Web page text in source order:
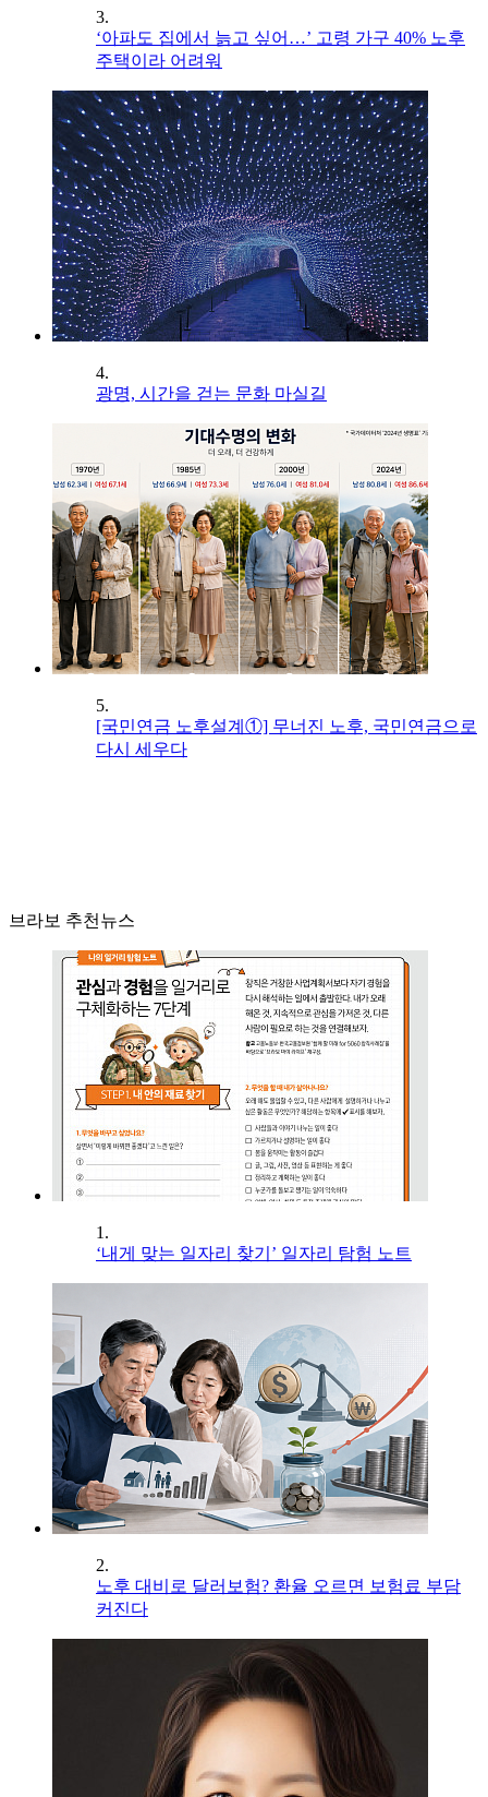
3.
‘아파도 집에서 늙고 싶어…’ 고령 가구 40% 노후
주택이라 어려워
4.
광명, 시간을 걷는 문화 마실길
5.
[국민연금 노후설계①] 무너진 노후, 국민연금으로
다시 세우다
브라보 추천뉴스
1.
‘내게 맞는 일자리 찾기’ 일자리 탐험 노트
2.
노후 대비로 달러보험? 환율 오르면 보험료 부담
커진다